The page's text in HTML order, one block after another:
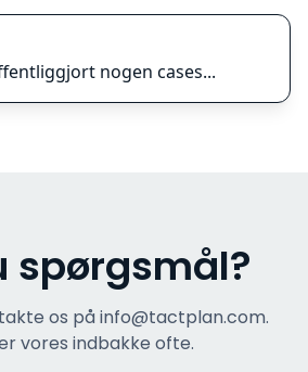
nogen cases...
spørgsmål?
os på info@tactplan.com.
vores indbakke ofte.